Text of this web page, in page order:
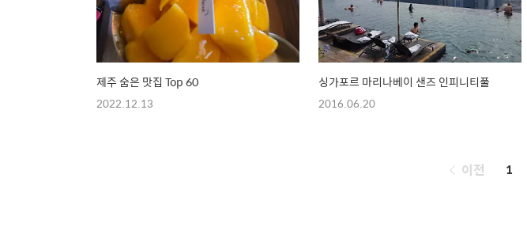
제주 숨은 맛집 Top 60
2022.12.13
싱가포르 마리나베이 샌즈 인피니티풀
2016.06.20
이전 1